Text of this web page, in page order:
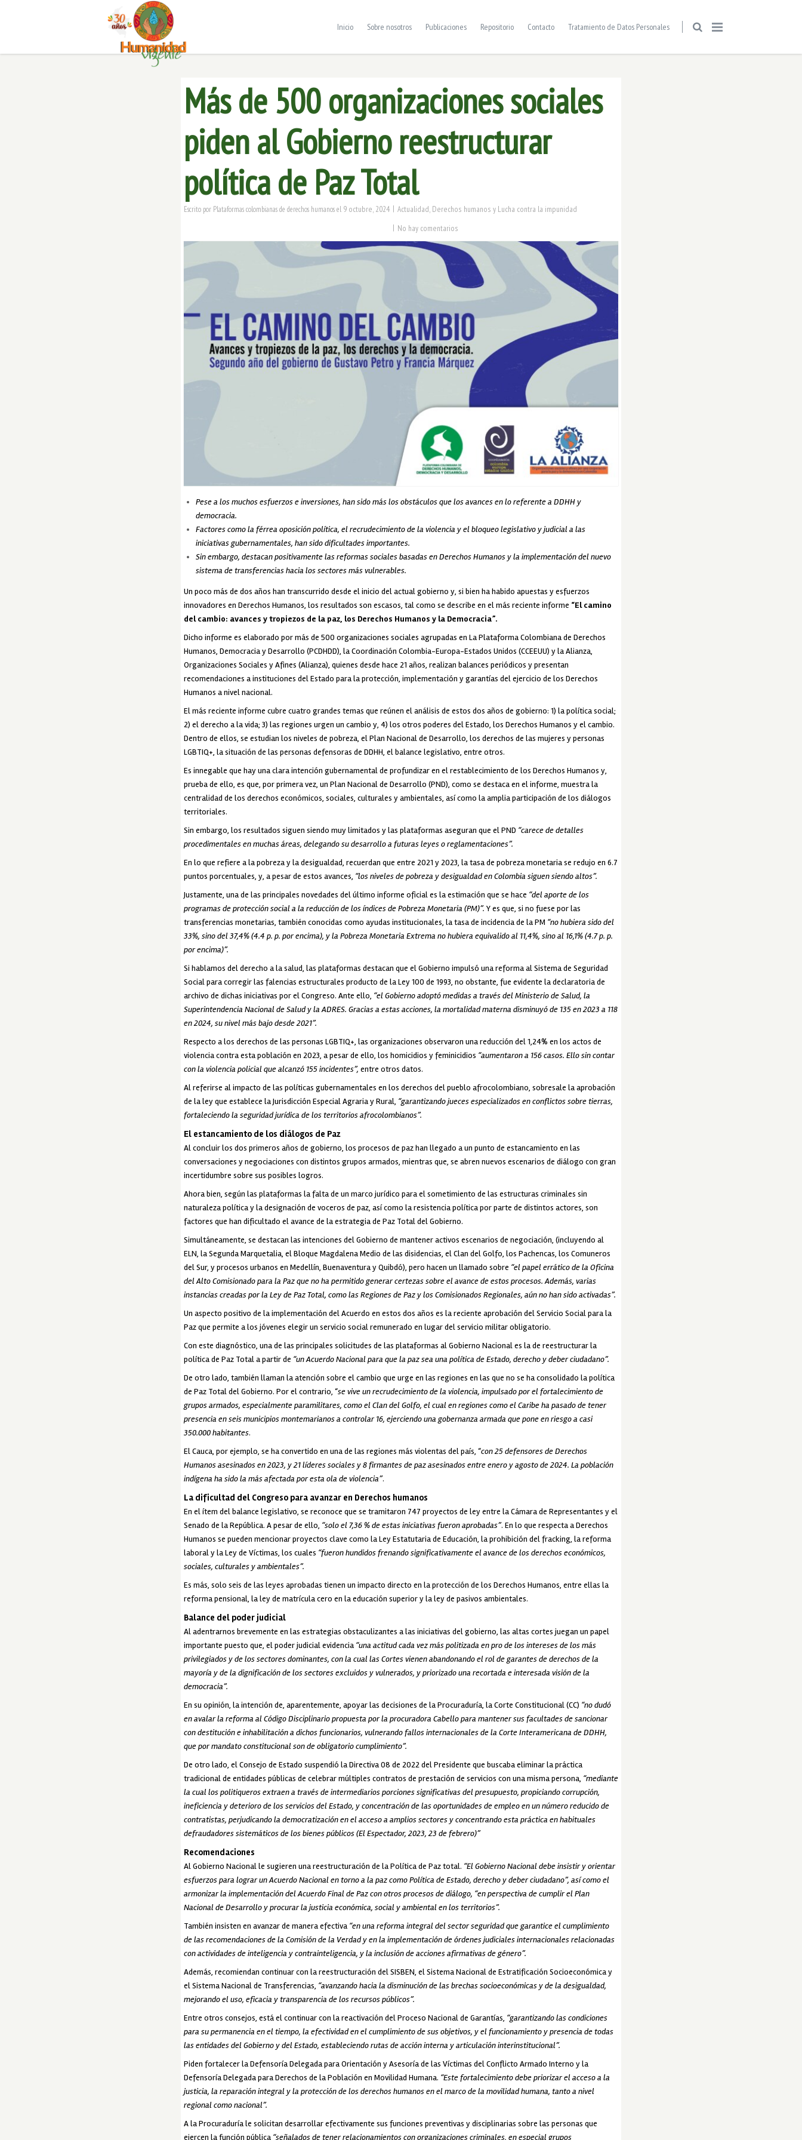
Inicio Sobre nosotros Publicaciones Repositorio Contacto Tratamiento de Datos Personales
Más de 500 organizaciones sociales
piden al Gobierno reestructurar
política de Paz Total
Escrito por Plataformas colombianas de derechos humanosel 9 octubre, 2024 | Actualidad, Derechos humanos y Lucha contra la impunidad
| No hay comentarios
Pese a los muchos esfuerzos e inversiones, han sido más los obstáculos que los avances en lo referente a DDHH y
democracia.
Factores como la férrea oposición política, el recrudecimiento de la violencia y el bloqueo legislativo y judicial a las
iniciativas gubernamentales, han sido dificultades importantes.
Sin embargo, destacan positivamente las reformas sociales basadas en Derechos Humanos y la implementación del nuevo
sistema de transferencias hacia los sectores más vulnerables.
Un poco más de dos años han transcurrido desde el inicio del actual gobierno y, si bien ha habido apuestas y esfuerzos
innovadores en Derechos Humanos, los resultados son escasos, tal como se describe en el más reciente informe “El camino
del cambio: avances y tropiezos de la paz, los Derechos Humanos y la Democracia”.
Dicho informe es elaborado por más de 500 organizaciones sociales agrupadas en La Plataforma Colombiana de Derechos
Humanos, Democracia y Desarrollo (PCDHDD), la Coordinación Colombia-Europa-Estados Unidos (CCEEUU) y la Alianza,
Organizaciones Sociales y Afines (Alianza), quienes desde hace 21 años, realizan balances periódicos y presentan
recomendaciones a instituciones del Estado para la protección, implementación y garantías del ejercicio de los Derechos
Humanos a nivel nacional.
El más reciente informe cubre cuatro grandes temas que reúnen el análisis de estos dos años de gobierno: 1) la política social;
2) el derecho a la vida; 3) las regiones urgen un cambio y, 4) los otros poderes del Estado, los Derechos Humanos y el cambio.
Dentro de ellos, se estudian los niveles de pobreza, el Plan Nacional de Desarrollo, los derechos de las mujeres y personas
LGBTIQ+, la situación de las personas defensoras de DDHH, el balance legislativo, entre otros.
Es innegable que hay una clara intención gubernamental de profundizar en el restablecimiento de los Derechos Humanos y,
prueba de ello, es que, por primera vez, un Plan Nacional de Desarrollo (PND), como se destaca en el informe, muestra la
centralidad de los derechos económicos, sociales, culturales y ambientales, así como la amplia participación de los diálogos
territoriales.
Sin embargo, los resultados siguen siendo muy limitados y las plataformas aseguran que el PND “carece de detalles
procedimentales en muchas áreas, delegando su desarrollo a futuras leyes o reglamentaciones”.
En lo que refiere a la pobreza y la desigualdad, recuerdan que entre 2021 y 2023, la tasa de pobreza monetaria se redujo en 6.7
puntos porcentuales, y, a pesar de estos avances, “los niveles de pobreza y desigualdad en Colombia siguen siendo altos”.
Justamente, una de las principales novedades del último informe oficial es la estimación que se hace “del aporte de los
programas de protección social a la reducción de los índices de Pobreza Monetaria (PM)”. Y es que, si no fuese por las
transferencias monetarias, también conocidas como ayudas institucionales, la tasa de incidencia de la PM “no hubiera sido del
33%, sino del 37,4% (4.4 p. p. por encima), y la Pobreza Monetaria Extrema no hubiera equivalido al 11,4%, sino al 16,1% (4.7 p. p.
por encima)”.
Si hablamos del derecho a la salud, las plataformas destacan que el Gobierno impulsó una reforma al Sistema de Seguridad
Social para corregir las falencias estructurales producto de la Ley 100 de 1993, no obstante, fue evidente la declaratoria de
archivo de dichas iniciativas por el Congreso. Ante ello, “el Gobierno adoptó medidas a través del Ministerio de Salud, la
Superintendencia Nacional de Salud y la ADRES. Gracias a estas acciones, la mortalidad materna disminuyó de 135 en 2023 a 118
en 2024, su nivel más bajo desde 2021”.
Respecto a los derechos de las personas LGBTIQ+, las organizaciones observaron una reducción del 1,24% en los actos de
violencia contra esta población en 2023, a pesar de ello, los homicidios y feminicidios “aumentaron a 156 casos. Ello sin contar
con la violencia policial que alcanzó 155 incidentes”, entre otros datos.
Al referirse al impacto de las políticas gubernamentales en los derechos del pueblo afrocolombiano, sobresale la aprobación
de la ley que establece la Jurisdicción Especial Agraria y Rural, “garantizando jueces especializados en conflictos sobre tierras,
fortaleciendo la seguridad jurídica de los territorios afrocolombianos”.
El estancamiento de los diálogos de Paz
Al concluir los dos primeros años de gobierno, los procesos de paz han llegado a un punto de estancamiento en las
conversaciones y negociaciones con distintos grupos armados, mientras que, se abren nuevos escenarios de diálogo con gran
incertidumbre sobre sus posibles logros.
Ahora bien, según las plataformas la falta de un marco jurídico para el sometimiento de las estructuras criminales sin
naturaleza política y la designación de voceros de paz, así como la resistencia política por parte de distintos actores, son
factores que han dificultado el avance de la estrategia de Paz Total del Gobierno.
Simultáneamente, se destacan las intenciones del Gobierno de mantener activos escenarios de negociación, (incluyendo al
ELN, la Segunda Marquetalia, el Bloque Magdalena Medio de las disidencias, el Clan del Golfo, los Pachencas, los Comuneros
del Sur, y procesos urbanos en Medellín, Buenaventura y Quibdó), pero hacen un llamado sobre “el papel errático de la Oficina
del Alto Comisionado para la Paz que no ha permitido generar certezas sobre el avance de estos procesos. Además, varias
instancias creadas por la Ley de Paz Total, como las Regiones de Paz y los Comisionados Regionales, aún no han sido activadas”.
Un aspecto positivo de la implementación del Acuerdo en estos dos años es la reciente aprobación del Servicio Social para la
Paz que permite a los jóvenes elegir un servicio social remunerado en lugar del servicio militar obligatorio.
Con este diagnóstico, una de las principales solicitudes de las plataformas al Gobierno Nacional es la de reestructurar la
política de Paz Total a partir de “un Acuerdo Nacional para que la paz sea una política de Estado, derecho y deber ciudadano”.
De otro lado, también llaman la atención sobre el cambio que urge en las regiones en las que no se ha consolidado la política
de Paz Total del Gobierno. Por el contrario, “se vive un recrudecimiento de la violencia, impulsado por el fortalecimiento de
grupos armados, especialmente paramilitares, como el Clan del Golfo, el cual en regiones como el Caribe ha pasado de tener
presencia en seis municipios montemarianos a controlar 16, ejerciendo una gobernanza armada que pone en riesgo a casi
350.000 habitantes.
El Cauca, por ejemplo, se ha convertido en una de las regiones más violentas del país, “con 25 defensores de Derechos
Humanos asesinados en 2023, y 21 líderes sociales y 8 firmantes de paz asesinados entre enero y agosto de 2024. La población
indígena ha sido la más afectada por esta ola de violencia”.
La dificultad del Congreso para avanzar en Derechos humanos
En el ítem del balance legislativo, se reconoce que se tramitaron 747 proyectos de ley entre la Cámara de Representantes y el
Senado de la República. A pesar de ello, “solo el 7,36 % de estas iniciativas fueron aprobadas”. En lo que respecta a Derechos
Humanos se pueden mencionar proyectos clave como la Ley Estatutaria de Educación, la prohibición del fracking, la reforma
laboral y la Ley de Víctimas, los cuales “fueron hundidos frenando significativamente el avance de los derechos económicos,
sociales, culturales y ambientales”.
Es más, solo seis de las leyes aprobadas tienen un impacto directo en la protección de los Derechos Humanos, entre ellas la
reforma pensional, la ley de matrícula cero en la educación superior y la ley de pasivos ambientales.
Balance del poder judicial
Al adentrarnos brevemente en las estrategias obstaculizantes a las iniciativas del gobierno, las altas cortes juegan un papel
importante puesto que, el poder judicial evidencia “una actitud cada vez más politizada en pro de los intereses de los más
privilegiados y de los sectores dominantes, con la cual las Cortes vienen abandonando el rol de garantes de derechos de la
mayoría y de la dignificación de los sectores excluidos y vulnerados, y priorizado una recortada e interesada visión de la
democracia”.
En su opinión, la intención de, aparentemente, apoyar las decisiones de la Procuraduría, la Corte Constitucional (CC) “no dudó
en avalar la reforma al Código Disciplinario propuesta por la procuradora Cabello para mantener sus facultades de sancionar
con destitución e inhabilitación a dichos funcionarios, vulnerando fallos internacionales de la Corte Interamericana de DDHH,
que por mandato constitucional son de obligatorio cumplimiento”.
De otro lado, el Consejo de Estado suspendió la Directiva 08 de 2022 del Presidente que buscaba eliminar la práctica
tradicional de entidades públicas de celebrar múltiples contratos de prestación de servicios con una misma persona, “mediante
la cual los politiqueros extraen a través de intermediarios porciones significativas del presupuesto, propiciando corrupción,
ineficiencia y deterioro de los servicios del Estado, y concentración de las oportunidades de empleo en un número reducido de
contratistas, perjudicando la democratización en el acceso a amplios sectores y concentrando esta práctica en habituales
defraudadores sistemáticos de los bienes públicos (El Espectador, 2023, 23 de febrero)”
Recomendaciones
Al Gobierno Nacional le sugieren una reestructuración de la Política de Paz total. “El Gobierno Nacional debe insistir y orientar
esfuerzos para lograr un Acuerdo Nacional en torno a la paz como Política de Estado, derecho y deber ciudadano”, así como el
armonizar la implementación del Acuerdo Final de Paz con otros procesos de diálogo, “en perspectiva de cumplir el Plan
Nacional de Desarrollo y procurar la justicia económica, social y ambiental en los territorios”.
También insisten en avanzar de manera efectiva “en una reforma integral del sector seguridad que garantice el cumplimiento
de las recomendaciones de la Comisión de la Verdad y en la implementación de órdenes judiciales internacionales relacionadas
con actividades de inteligencia y contrainteligencia, y la inclusión de acciones afirmativas de género”.
Además, recomiendan continuar con la reestructuración del SISBEN, el Sistema Nacional de Estratificación Socioeconómica y
el Sistema Nacional de Transferencias, “avanzando hacia la disminución de las brechas socioeconómicas y de la desigualdad,
mejorando el uso, eficacia y transparencia de los recursos públicos”.
Entre otros consejos, está el continuar con la reactivación del Proceso Nacional de Garantías, “garantizando las condiciones
para su permanencia en el tiempo, la efectividad en el cumplimiento de sus objetivos, y el funcionamiento y presencia de todas
las entidades del Gobierno y del Estado, estableciendo rutas de acción interna y articulación interinstitucional”.
Piden fortalecer la Defensoría Delegada para Orientación y Asesoría de las Víctimas del Conflicto Armado Interno y la
Defensoría Delegada para Derechos de la Población en Movilidad Humana. “Este fortalecimiento debe priorizar el acceso a la
justicia, la reparación integral y la protección de los derechos humanos en el marco de la movilidad humana, tanto a nivel
regional como nacional”.
A la Procuraduría le solicitan desarrollar efectivamente sus funciones preventivas y disciplinarias sobre las personas que
ejercen la función pública “señalados de tener relacionamientos con organizaciones criminales, en especial grupos